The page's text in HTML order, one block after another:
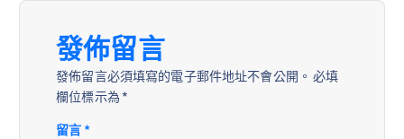
發佈留言
發佈留言必須填寫的電子郵件地址不會公開。 必填
欄位標示為 *
留言 *